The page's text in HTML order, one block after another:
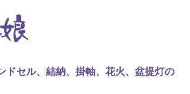
ドセル、結納、掛軸、花火、盆提灯の